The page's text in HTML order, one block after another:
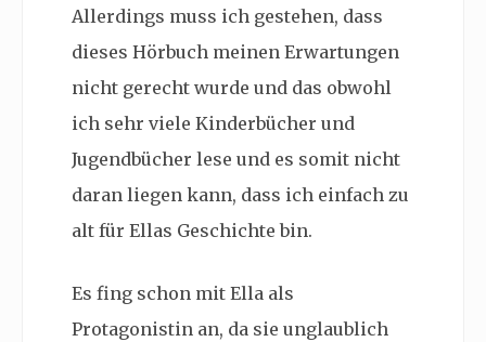
Allerdings muss ich gestehen, dass
dieses Hörbuch meinen Erwartungen
nicht gerecht wurde und das obwohl
ich sehr viele Kinderbücher und
Jugendbücher lese und es somit nicht
daran liegen kann, dass ich einfach zu
alt für Ellas Geschichte bin.
Es fing schon mit Ella als
Protagonistin an, da sie unglaublich